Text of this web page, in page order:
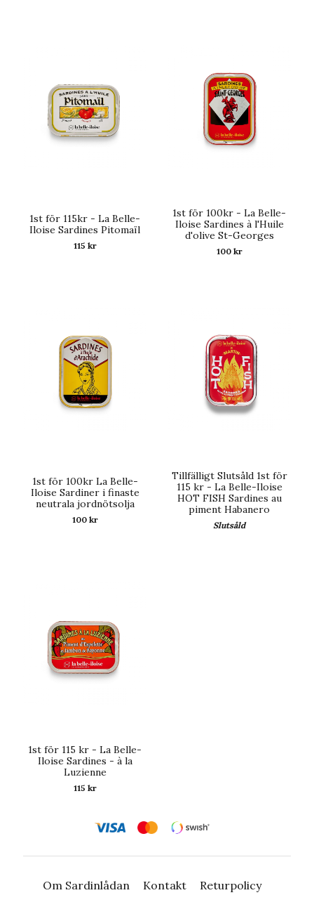
1st för 115kr - La Belle-
Iloise Sardines Pitomaïl
115 kr
1st för 100kr - La Belle-
Iloise Sardines à l'Huile
d'olive St-Georges
100 kr
1st för 100kr La Belle-
Iloise Sardiner i finaste
neutrala jordnötsolja
100 kr
Tillfälligt Slutsåld 1st för
115 kr - La Belle-Iloise
HOT FISH Sardines au
piment Habanero
Slutsåld
1st för 115 kr - La Belle-
Iloise Sardines - à la
Luzienne
115 kr
Om Sardinlådan Kontakt Returpolicy